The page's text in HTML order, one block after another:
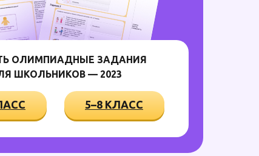
ОЛИМПИАДНЫЕ ЗАДАНИЯ
ШКОЛЬНИКОВ — 2023
5–8 КЛАСС